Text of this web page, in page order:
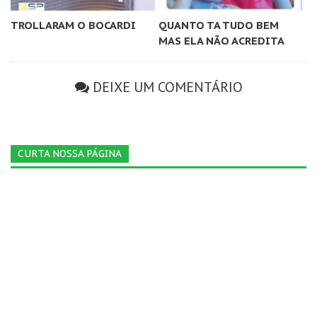
TROLLARAM O BOCARDI
QUANTO TA TUDO BEM
MAS ELA NÃO ACREDITA
DEIXE UM COMENTÁRIO
CURTA NOSSA PÁGINA